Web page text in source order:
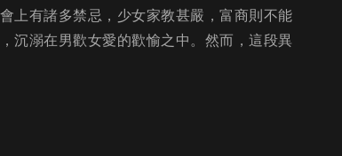
上有諸多禁忌，少女家教甚嚴，富商則不能
沉溺在男歡女愛的歡愉之中。然而，這段異